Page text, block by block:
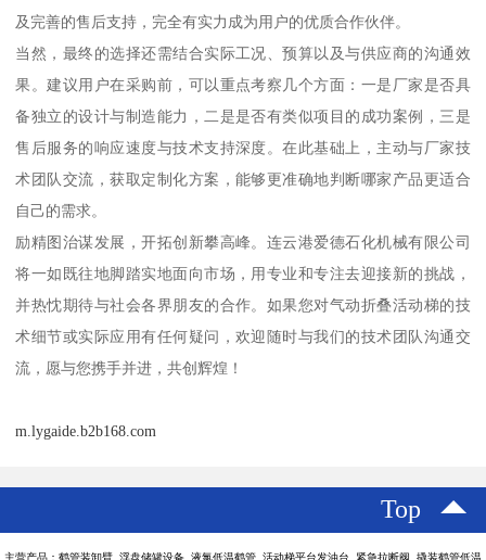
及完善的售后支持，完全有实力成为用户的优质合作伙伴。
当然，最终的选择还需结合实际工况、预算以及与供应商的沟通效
果。建议用户在采购前，可以重点考察几个方面：一是厂家是否具
备独立的设计与制造能力，二是是否有类似项目的成功案例，三是
售后服务的响应速度与技术支持深度。在此基础上，主动与厂家技
术团队交流，获取定制化方案，能够更准确地判断哪家产品更适合
自己的需求。
励精图治谋发展，开拓创新攀高峰。连云港爱德石化机械有限公司
将一如既往地脚踏实地面向市场，用专业和专注去迎接新的挑战，
并热忱期待与社会各界朋友的合作。如果您对气动折叠活动梯的技
术细节或实际应用有任何疑问，欢迎随时与我们的技术团队沟通交
流，愿与您携手并进，共创辉煌！
m.lygaide.b2b168.com
Top
主营产品：鹤管装卸臂 浮盘储罐设备 液氯低温鹤管 活动梯平台发油台 紧急拉断阀 撬装鹤管低温